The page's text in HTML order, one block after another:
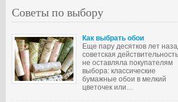
Советы по выбору
Как выбрать обои
Еще пару десятков лет
советская действительность
не оставляла покупателям
выбора: классические
бумажные обои в мелкий
цветочек или…